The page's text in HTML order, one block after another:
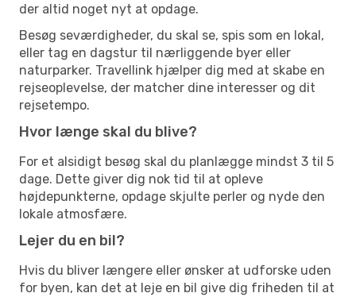
der altid noget nyt at opdage.
Besøg seværdigheder, du skal se, spis som en lokal,
eller tag en dagstur til nærliggende byer eller
naturparker. Travellink hjælper dig med at skabe en
rejseoplevelse, der matcher dine interesser og dit
rejsetempo.
Hvor længe skal du blive?
For et alsidigt besøg skal du planlægge mindst 3 til 5
dage. Dette giver dig nok tid til at opleve
højdepunkterne, opdage skjulte perler og nyde den
lokale atmosfære.
Lejer du en bil?
Hvis du bliver længere eller ønsker at udforske uden
for byen, kan det at leje en bil give dig friheden til at